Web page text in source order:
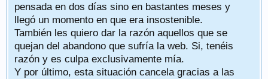
pensada en dos días sino en bastantes meses y
llegó un momento en que era insostenible.
También les quiero dar la razón aquellos que se
quejan del abandono que sufría la web. Si, tenéis
razón y es culpa exclusivamente mía.
Y por último, esta situación cancela gracias a las